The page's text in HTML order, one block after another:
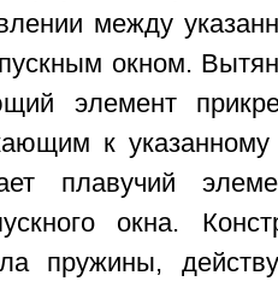
между
окном.
элемент
к указанному
плавучий
окна.
пружины,